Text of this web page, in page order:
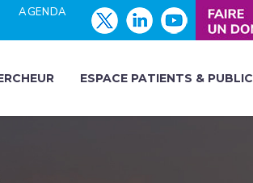
AGENDA
ESPACE PATIENTS & PUBLIC